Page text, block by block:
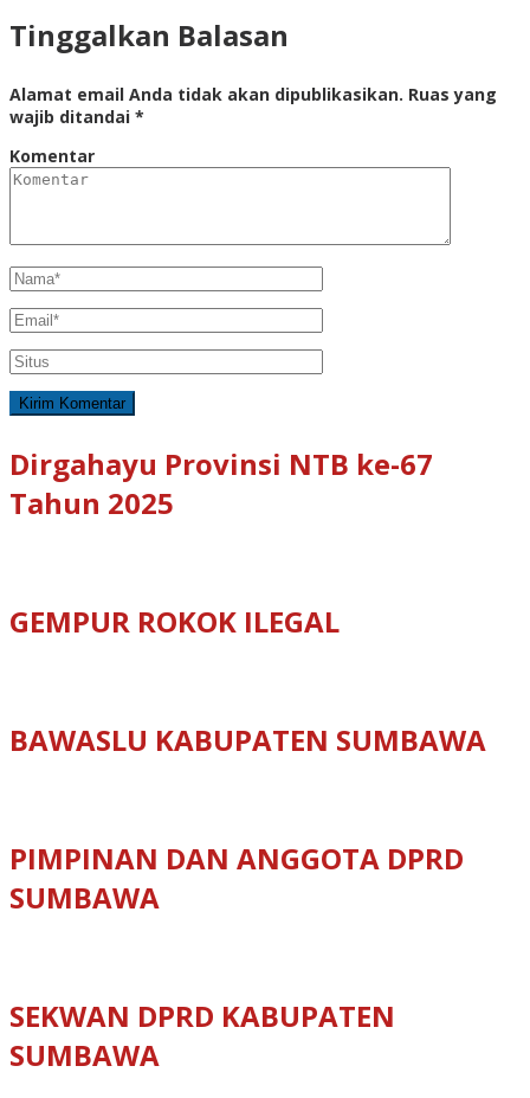
Tinggalkan Balasan
Alamat email Anda tidak akan dipublikasikan. Ruas yang
wajib ditandai *
Komentar
Dirgahayu Provinsi NTB ke-67
Tahun 2025
GEMPUR ROKOK ILEGAL
BAWASLU KABUPATEN SUMBAWA
PIMPINAN DAN ANGGOTA DPRD
SUMBAWA
SEKWAN DPRD KABUPATEN
SUMBAWA